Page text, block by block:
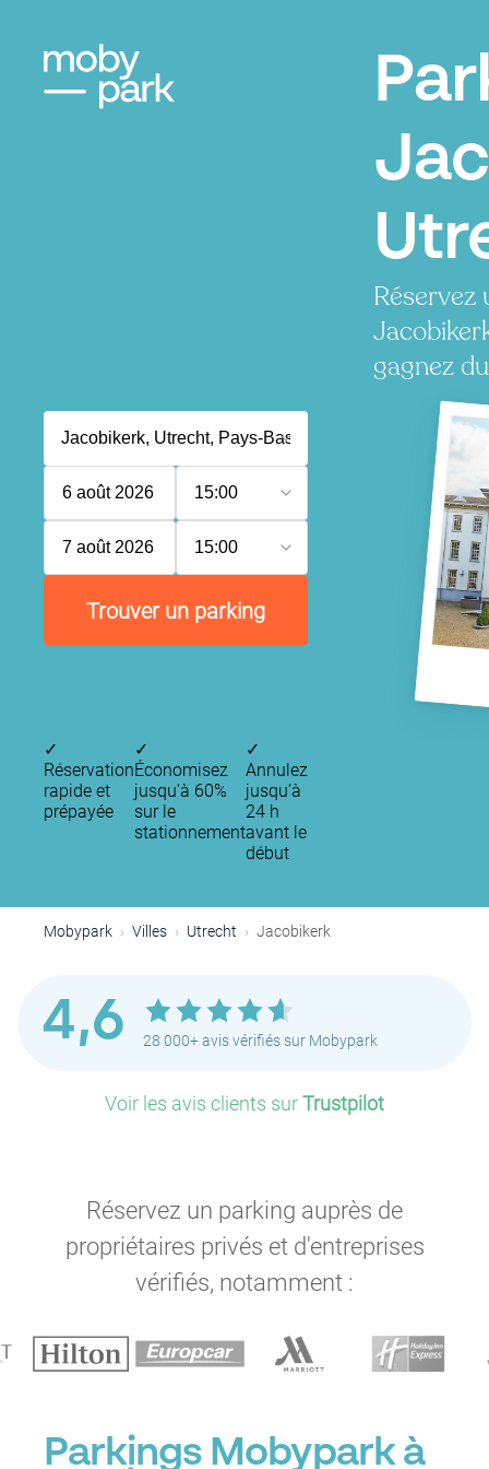
gagnez
6 août 2026 15:00
7 août 2026 15:00
Trouver un parking
✓
Réservation
rapide et
prépayée
✓
Économisez
jusqu'à 60%
sur le
stationnement
✓
Annulez
jusqu’à
24 h
avant le
début
Mobypark Villes Utrecht Jacobikerk
4,6 28 000+ avis vérifiés sur Mobypark
Voir les avis clients surTrustpilot
Réservez un parking auprès de
propriétaires privés et d'entreprises
vérifiés, notamment :
Parkings Mobypark à